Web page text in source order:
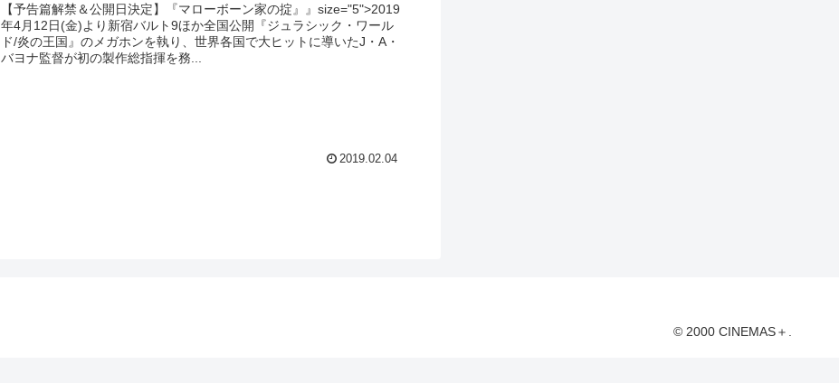
【予告篇解禁＆公開日決定】『マローボーン家の掟』』size="5">2019
年4月12日(金)より新宿バルト9ほか全国公開『ジュラシック・ワール
ド/炎の王国』のメガホンを執り、世界各国で大ヒットに導いたJ・A・
バヨナ監督が初の製作総指揮を務...
2019.02.04
© 2000 CINEMAS＋.